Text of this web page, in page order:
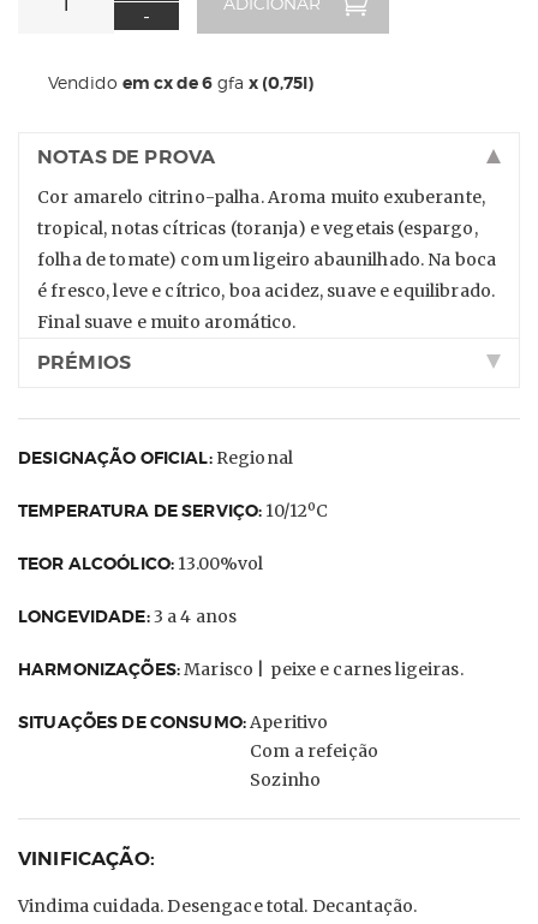
-
Vendido em cx de 6 gfa x (0,75l)
NOTAS DE PROVA
Cor amarelo citrino-palha. Aroma muito exuberante,
tropical, notas cítricas (toranja) e vegetais (espargo,
folha de tomate) com um ligeiro abaunilhado. Na boca
é fresco, leve e cítrico, boa acidez, suave e equilibrado.
Final suave e muito aromático.
PRÉMIOS
DESIGNAÇÃO OFICIAL: Regional
TEMPERATURA DE SERVIÇO: 10/12ºC
TEOR ALCOÓLICO: 13.00%vol
LONGEVIDADE:3 a 4 anos
HARMONIZAÇÕES:Marisco | peixe e carnes ligeiras.
SITUAÇÕES DE CONSUMO:Aperitivo
Com a refeição
Sozinho
VINIFICAÇÃO:
Vindima cuidada. Desengace total. Decantação.